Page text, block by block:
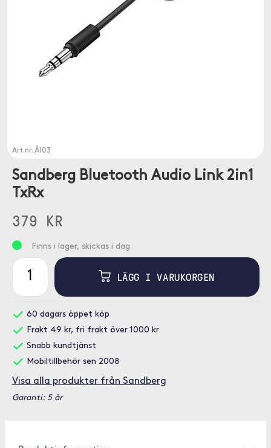
Art.nr. Å103
Sandberg Bluetooth Audio Link 2in1
TxRx
379 KR
Finns i lager, skickas i dag
LÄGG I VARUKORGEN
60 dagars öppet köp
Frakt 49 kr, fri frakt över 1000 kr
Snabb kundtjänst
Mobiltillbehör sen 2008
Visa alla produkter från Sandberg
Garanti: 5 år